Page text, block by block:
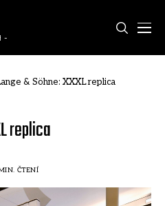
-
& Söhne: XXXL replica
replica
ČTENÍ